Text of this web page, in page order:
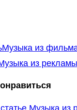
Музыка из
из